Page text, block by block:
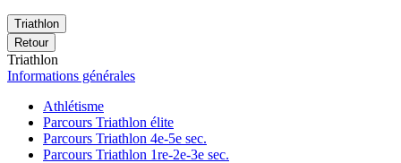
Triathlon
Retour
Triathlon
Informations générales
Athlétisme
Parcours Triathlon élite
Parcours Triathlon 4e-5e sec.
Parcours Triathlon 1re-2e-3e sec.